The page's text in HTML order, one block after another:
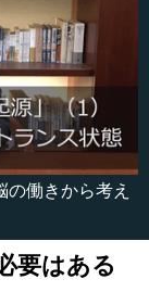
働きから考え
要はある